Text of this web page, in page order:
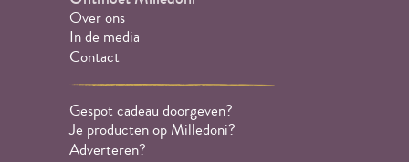
Over ons
In de media
Contact
Gespot cadeau doorgeven?
Je producten op Milledoni?
Adverteren?